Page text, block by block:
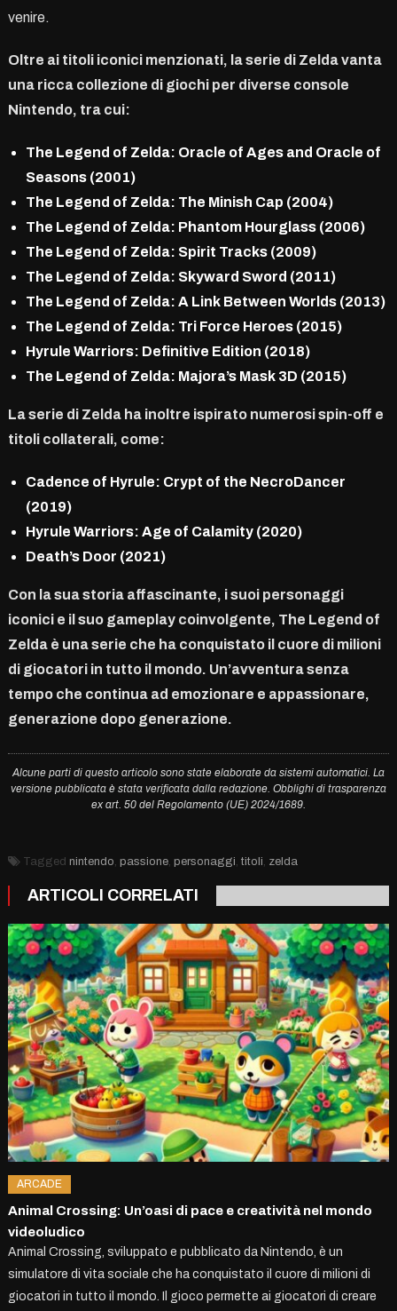
venire.
Oltre ai titoli iconici menzionati, la serie di Zelda vanta
una ricca collezione di giochi per diverse console
Nintendo, tra cui:
The Legend of Zelda: Oracle of Ages and Oracle of
Seasons (2001)
The Legend of Zelda: The Minish Cap (2004)
The Legend of Zelda: Phantom Hourglass (2006)
The Legend of Zelda: Spirit Tracks (2009)
The Legend of Zelda: Skyward Sword (2011)
The Legend of Zelda: A Link Between Worlds (2013)
The Legend of Zelda: Tri Force Heroes (2015)
Hyrule Warriors: Definitive Edition (2018)
The Legend of Zelda: Majora’s Mask 3D (2015)
La serie di Zelda ha inoltre ispirato numerosi spin-off e
titoli collaterali, come:
Cadence of Hyrule: Crypt of the NecroDancer
(2019)
Hyrule Warriors: Age of Calamity (2020)
Death’s Door (2021)
Con la sua storia affascinante, i suoi personaggi
iconici e il suo gameplay coinvolgente, The Legend of
Zelda è una serie che ha conquistato il cuore di milioni
di giocatori in tutto il mondo. Un’avventura senza
tempo che continua ad emozionare e appassionare,
generazione dopo generazione.
Alcune parti di questo articolo sono state elaborate da sistemi automatici. La
versione pubblicata è stata verificata dalla redazione. Obblighi di trasparenza
ex art. 50 del Regolamento (UE) 2024/1689.
Tagged nintendo passione, personaggi titoli zelda
ARTICOLI CORRELATI
ARCADE
Animal Crossing: Un’oasi di pace e creatività nel mondo
videoludico
Animal Crossing, sviluppato e pubblicato da Nintendo, è un
simulatore di vita sociale che ha conquistato il cuore di milioni di
giocatori in tutto il mondo. Il gioco permette ai giocatori di creare